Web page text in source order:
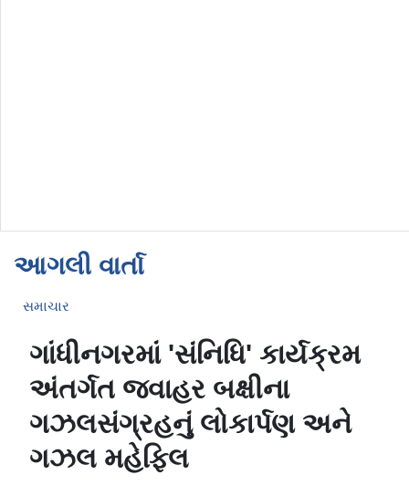
આગલી વાર્તા
સમાચાર
ગાંધીનગરમાં 'સંનિધિ' કાર્યક્રમ
અંતર્ગત જવાહર બક્ષીના
ગઝલસંગ્રહનું લોકાર્પણ અને
ગઝલ મહેફિલ